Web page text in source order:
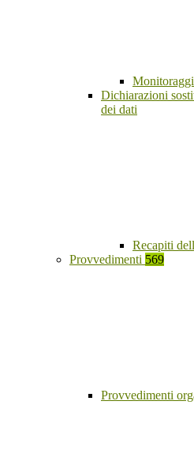
Dichiarazioni
dei dati
Recapiti
Provvedimenti 569
Provvedimenti